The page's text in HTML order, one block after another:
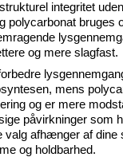
integritet
polycarbonat bruges
og mere slagfast.
mens
og er mere
påvirkninger som
valg afhænger af dine
og holdbarhed.